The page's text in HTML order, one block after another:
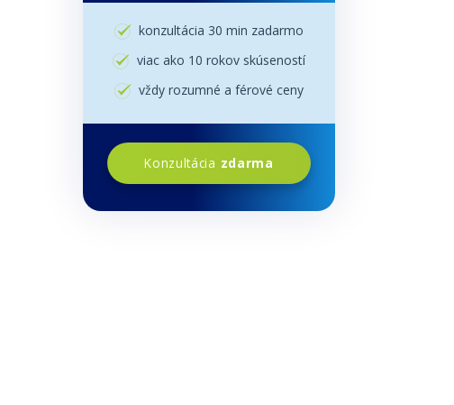
konzultácia 30 min zadarmo
viac ako 10 rokov skúseností
vždy rozumné a férové ceny
Konzultácia zdarma